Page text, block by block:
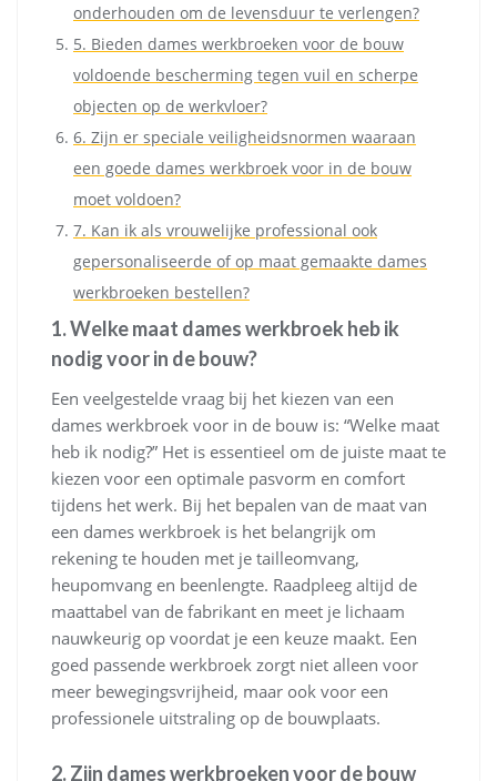
onderhouden om de levensduur te verlengen?
5. Bieden dames werkbroeken voor de bouw
voldoende bescherming tegen vuil en scherpe
objecten op de werkvloer?
6. Zijn er speciale veiligheidsnormen waaraan
een goede dames werkbroek voor in de bouw
moet voldoen?
7. Kan ik als vrouwelijke professional ook
gepersonaliseerde of op maat gemaakte dames
werkbroeken bestellen?
1. Welke maat dames werkbroek heb ik
nodig voor in de bouw?
Een veelgestelde vraag bij het kiezen van een
dames werkbroek voor in de bouw is: “Welke maat
heb ik nodig?” Het is essentieel om de juiste maat te
kiezen voor een optimale pasvorm en comfort
tijdens het werk. Bij het bepalen van de maat van
een dames werkbroek is het belangrijk om
rekening te houden met je tailleomvang,
heupomvang en beenlengte. Raadpleeg altijd de
maattabel van de fabrikant en meet je lichaam
nauwkeurig op voordat je een keuze maakt. Een
goed passende werkbroek zorgt niet alleen voor
meer bewegingsvrijheid, maar ook voor een
professionele uitstraling op de bouwplaats.
2. Zijn dames werkbroeken voor de bouw